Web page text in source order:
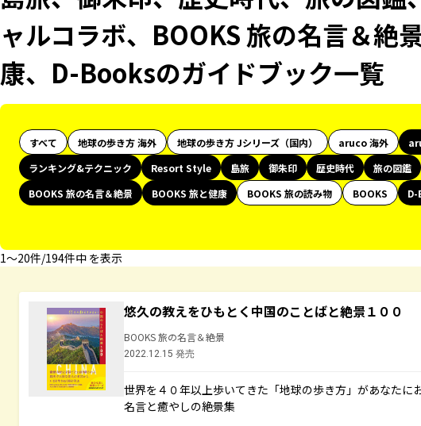
ャルコラボ、BOOKS 旅の名言＆絶
康、D-Booksのガイドブック一覧
すべて 地球の歩き方 海外 地球の歩き方 Jシリーズ（国内） aruco 海外
ランキング&テクニック
Resort Style 島旅 御朱印 歴史時代 旅の図鑑
BOOKS 旅の名言＆絶景
BOOKS 旅と健康 BOOKS 旅の読み物 BOOKS
1〜20件/194件中 を表示
悠久の教えをひもとく中国のことばと絶景１００
BOOKS 旅の名言＆絶景
2022.12.15 発売
世界を４０年以上歩いてきた「地球の歩き方」があなたに
名言と癒やしの絶景集